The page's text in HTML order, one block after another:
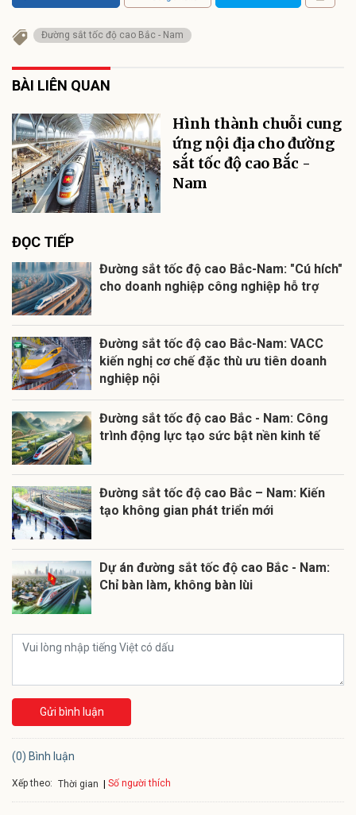
Đường sắt tốc độ cao Bắc - Nam
BÀI LIÊN QUAN
Hình thành chuỗi cung
ứng nội địa cho đường
sắt tốc độ cao Bắc -
Nam
ĐỌC TIẾP
Đường sắt tốc độ cao Bắc-Nam: "Cú hích"
cho doanh nghiệp công nghiệp hỗ trợ
Đường sắt tốc độ cao Bắc-Nam: VACC
kiến nghị cơ chế đặc thù ưu tiên doanh
nghiệp nội
Đường sắt tốc độ cao Bắc - Nam: Công
trình động lực tạo sức bật nền kinh tế
Đường sắt tốc độ cao Bắc – Nam: Kiến
tạo không gian phát triển mới
Dự án đường sắt tốc độ cao Bắc - Nam:
Chỉ bàn làm, không bàn lùi
Gửi bình luận
(0) Bình luận
Xếp theo: Thời gian Số người thích